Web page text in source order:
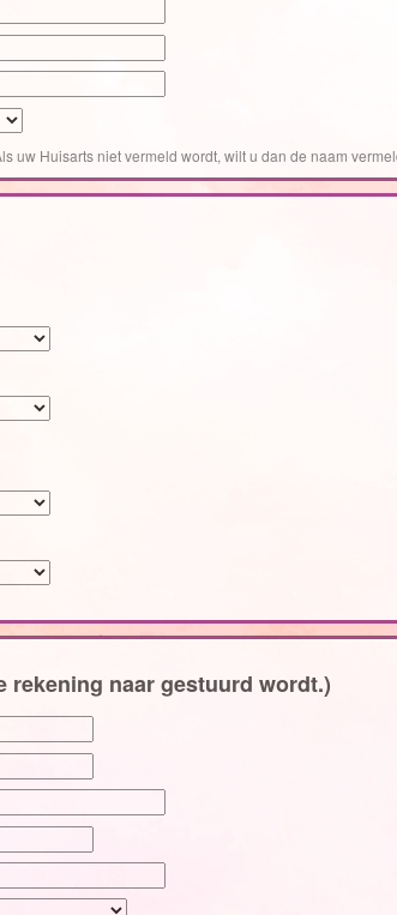
uw Huisarts niet vermeld wordt, wilt u dan de naam
rekening naar gestuurd wordt.)